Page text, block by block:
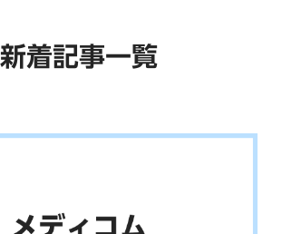
新着記事一覧